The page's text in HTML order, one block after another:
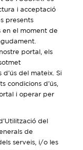
i acceptació
presents
en el moment de
portal, els
del mateix. Si
condicions d’ús,
i operar per
del
de
serveis, i/o les